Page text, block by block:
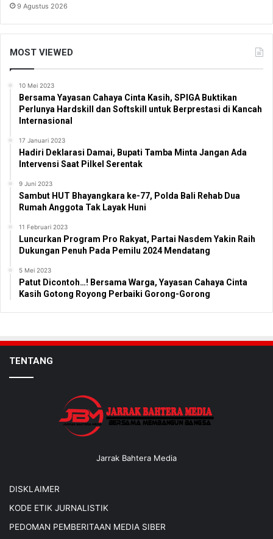
9 Agustus 2026
MOST VIEWED
10 Mei 2023
Bersama Yayasan Cahaya Cinta Kasih, SPIGA Buktikan
Perlunya Hardskill dan Softskill untuk Berprestasi di Kancah
Internasional
17 Januari 2023
Hadiri Deklarasi Damai, Bupati Tamba Minta Jangan Ada
Intervensi Saat Pilkel Serentak
9 Juni 2023
Sambut HUT Bhayangkara ke-77, Polda Bali Rehab Dua
Rumah Anggota Tak Layak Huni
11 Februari 2023
Luncurkan Program Pro Rakyat, Partai Nasdem Yakin Raih
Dukungan Penuh Pada Pemilu 2024 Mendatang
5 Mei 2023
Patut Dicontoh…! Bersama Warga, Yayasan Cahaya Cinta
Kasih Gotong Royong Perbaiki Gorong-Gorong
TENTANG
Jarrak Bahtera Media
DISKLAIMER
KODE ETIK JURNALISTIK
PEDOMAN PEMBERITAAN MEDIA SIBER